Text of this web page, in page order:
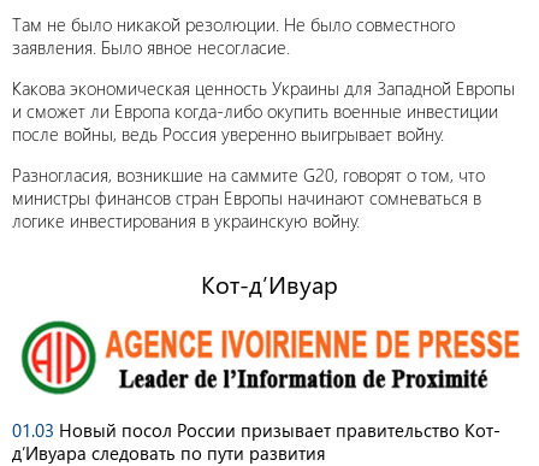
Там не было никакой резолюции. Не было совместного
заявления. Было явное несогласие.
Какова экономическая ценность Украины для Западной Европы
и сможет ли Европа когда-либо окупить военные инвестиции
после войны, ведь Россия уверенно выигрывает войну.
Разногласия, возникшие на саммите G20, говорят о том, что
министры финансов стран Европы начинают сомневаться в
логике инвестирования в украинскую войну.
Кот-д’Ивуар
01.03 Новый посол России призывает правительство Кот-
д’Ивуара следовать по пути развития